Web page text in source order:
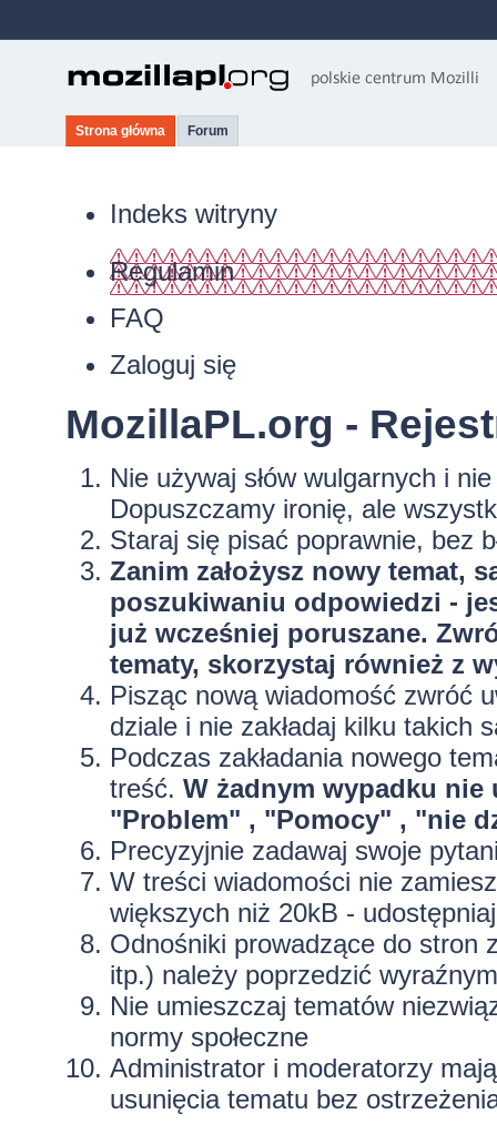
Strona główna Forum
Indeks witryny
Regulamin
FAQ
Zaloguj się
MozillaPL.org -
Nie używaj słów wulgarnych i
Dopuszczamy ironię, ale
Staraj się pisać poprawnie, bez
Zanim założysz nowy temat,
poszukiwaniu odpowiedzi -
już wcześniej poruszane.
tematy, skorzystaj również z
Pisząc nową wiadomość zwróć
dziale i nie zakładaj kilku takich
Podczas zakładania nowego
treść. W żadnym wypadku
"Problem" , "Pomocy" , "nie
Precyzyjniezadawaj swoje
W treści wiadomości nie
większych niż 20kB -
Odnośniki prowadzące do stron
itp.) należy poprzedzić
Nie umieszczaj tematów
normy społeczne
Administrator i moderatorzy
usunięcia tematu bez